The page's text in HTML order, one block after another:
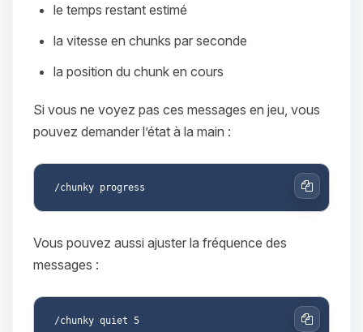
le temps restant estimé
la vitesse en chunks par seconde
la position du chunk en cours
Si vous ne voyez pas ces messages en jeu, vous
pouvez demander l’état à la main :
Copier
Vous pouvez aussi ajuster la fréquence des
messages :